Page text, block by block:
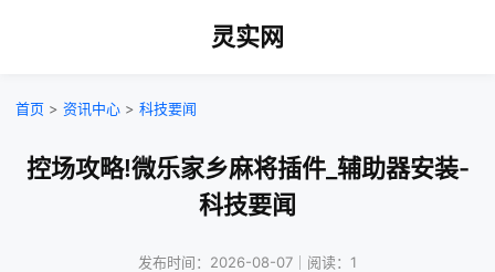
灵实网
首页 > 资讯中心 > 科技要闻
控场攻略!微乐家乡麻将插件_辅助器安装-
科技要闻
发布时间：2026-08-07｜阅读：1